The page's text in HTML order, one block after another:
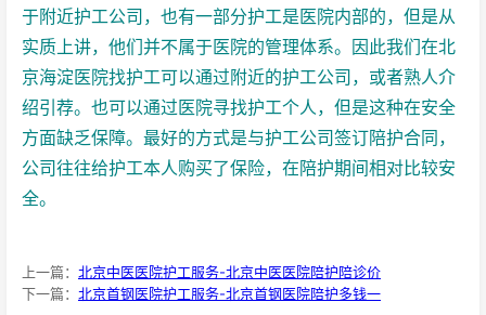
于附近护工公司，也有一部分护工是医院内部的，但是从
实质上讲，他们并不属于医院的管理体系。因此我们在北
京海淀医院找护工可以通过附近的护工公司，或者熟人介
绍引荐。也可以通过医院寻找护工个人，但是这种在安全
方面缺乏保障。最好的方式是与护工公司签订陪护合同，
公司往往给护工本人购买了保险，在陪护期间相对比较安
全。
上一篇： 北京中医医院护工服务-北京中医医院陪护陪诊价
下一篇： 北京首钢医院护工服务-北京首钢医院陪护多钱一